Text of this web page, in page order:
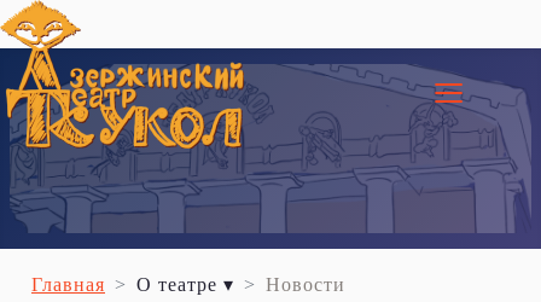
Главная О театре ▾ Новости
≡